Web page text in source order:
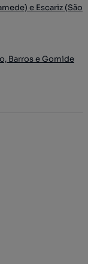
e Escariz (São
Barros e Gomide